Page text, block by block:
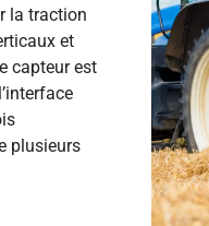
la traction
et
capteur est
plusieurs